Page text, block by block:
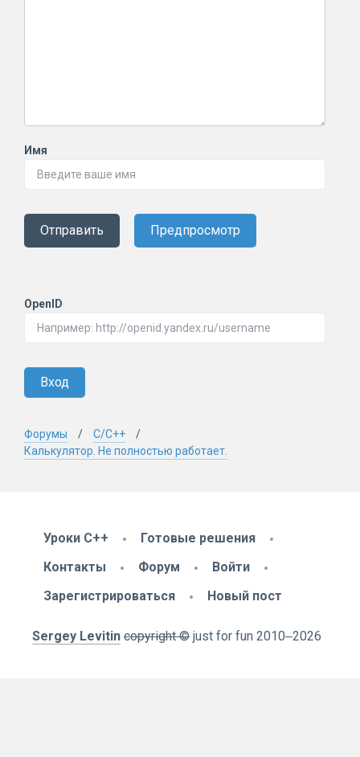
Имя
Отправить Предпросмотр
OpenID
Вход
Форумы
C/C++
Калькулятор. Не полностью работает.
Уроки C++
Готовые решения
Контакты
Форум
Войти
Зарегистрироваться
Новый пост
Sergey Levitin copyright © just for fun 2010‒2026